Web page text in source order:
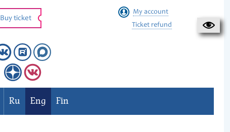
Buy ticket
My account
Ticket refund
Ru Eng Fin